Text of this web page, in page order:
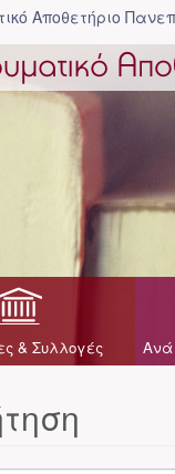
Αποθετήριο
& Συλλογές Ανά